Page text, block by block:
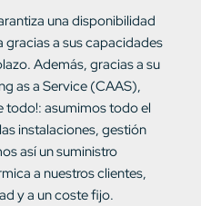
una disponibilidad
a sus capacidades
Además, gracias a su
as a Service (CAAS),
todo!: asumimos todo el
instalaciones, gestión
así un suministro
a nuestros clientes,
y a un coste fijo.